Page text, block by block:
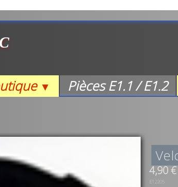
▼ Pièces E1.1 / E1.2
4,90 €
E12205